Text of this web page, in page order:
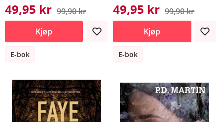
49,95 kr 99,90 kr
Kjøp
E-bok
49,95 kr 99,90 kr
Kjøp
E-bok